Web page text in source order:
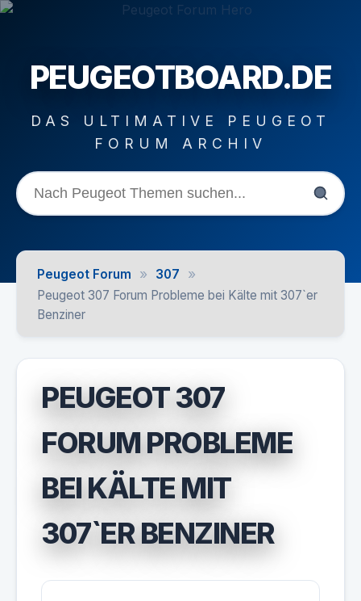
PEUGEOTBOARD.DE
DAS ULTIMATIVE PEUGEOT
FORUM ARCHIV
Peugeot Forum » 307 »
Peugeot 307 Forum Probleme bei Kälte mit 307`er
Benziner
PEUGEOT 307
FORUM PROBLEME
BEI KÄLTE MIT
307`ER BENZINER